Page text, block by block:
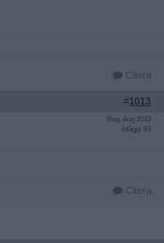
Citera
#1013
Reg: Aug 2012
Inlägg: 83
Citera